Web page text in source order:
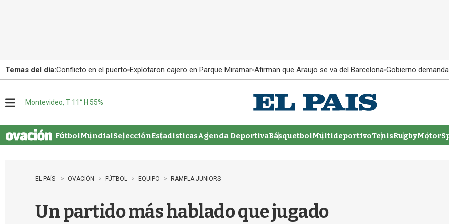
Temas del día:Conflicto en el puerto Explotaron cajero en Parque Miramar Afirman que Araujo se va del Barcelona Gobierno
u
Montevideo, T 11° H 55%
FútbolMundialSelecciónEstadisticasAgenda DeportivaBásquetbolMultideportivoTenisRugby
EL PAÍS OVACIÓN FÚTBOL EQUIPO RAMPLA JUNIORS
Un partido más hablado que jugado